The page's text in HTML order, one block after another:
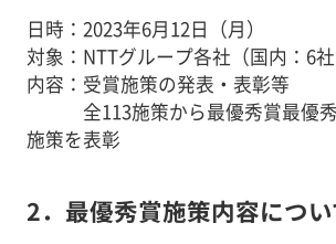
日時：2023年6月12日（月）
対象：NTTグループ各社（国内：6社
内容：受賞施策の発表・表彰等
全113施策から最優秀賞最優秀
施策を表彰
2．最優秀賞施策内容につい